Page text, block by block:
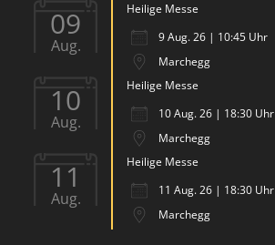
09
Aug.
Heilige Messe
9 Aug. 26 | 10:45 Uhr
Marchegg
10
Aug.
Heilige Messe
10 Aug. 26 | 18:30 Uhr
Marchegg
11
Aug.
Heilige Messe
11 Aug. 26 | 18:30 Uhr
Marchegg